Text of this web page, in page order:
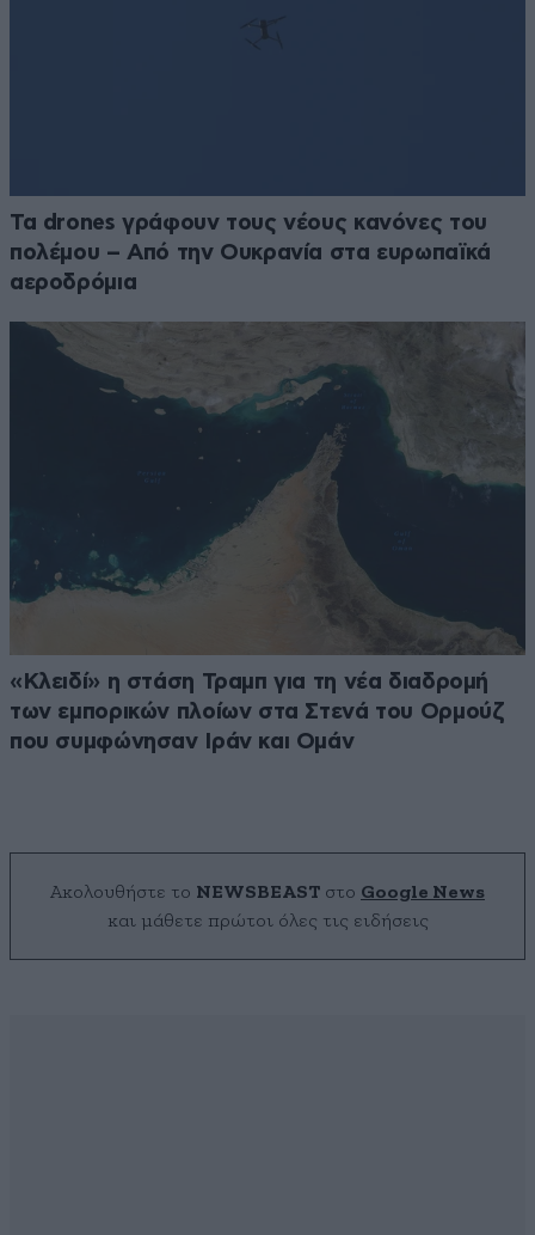
Τα drones γράφουν τους νέους κανόνες του
πολέμου – Από την Ουκρανία στα ευρωπαϊκά
αεροδρόμια
«Κλειδί» η στάση Τραμπ για τη νέα διαδρομή
των εμπορικών πλοίων στα Στενά του Ορμούζ
που συμφώνησαν Ιράν και Ομάν
Ακολουθήστε το NEWSBEAST στο Google News
και μάθετε πρώτοι όλες τις ειδήσεις